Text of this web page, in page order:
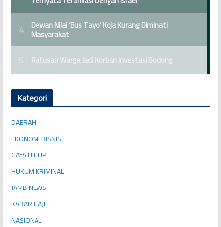
Kategori
DAERAH
EKONOMI BISNIS
GAYA HIDUP
HUKUM KRIMINAL
JAMBINEWS
KABAR HAJI
NASIONAL